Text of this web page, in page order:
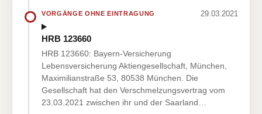
VORGÄNGE OHNE EINTRAGUNG 29.03.2021
HRB 123660
HRB 123660: Bayern-Versicherung
Lebensversicherung Aktiengesellschaft, München,
Maximilianstraße 53, 80538 München. Die
Gesellschaft hat den Verschmelzungsvertrag vom
23.03.2021 zwischen ihr und der Saarland…